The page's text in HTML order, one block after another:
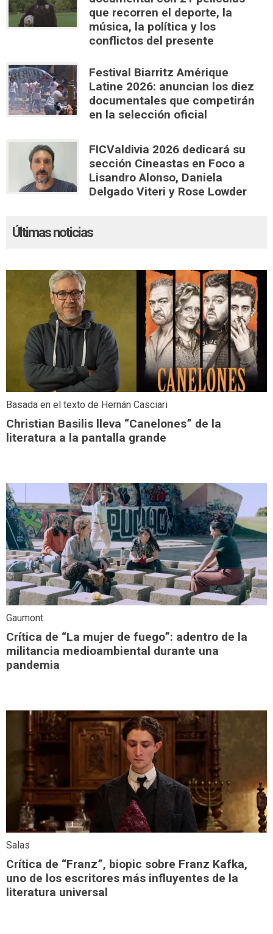
que recorren el deporte, la
música, la política y los
conflictos del presente
Festival Biarritz Amérique
Latine 2026: anuncian los diez
documentales que competirán
en la selección oficial
FICValdivia 2026 dedicará su
sección Cineastas en Foco a
Lisandro Alonso, Daniela
Delgado Viteri y Rose Lowder
Últimas noticias
Basada en el texto de Hernán Casciari
Christian Basilis lleva “Canelones” de la
literatura a la pantalla grande
Gaumont
Crítica de “La mujer de fuego”: adentro de la
militancia medioambiental durante una
pandemia
Salas
Crítica de “Franz”, biopic sobre Franz Kafka,
uno de los escritores más influyentes de la
literatura universal